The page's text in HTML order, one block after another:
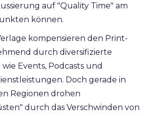
auf "Quality Time" am
können.
kompensieren den Print-
durch diversifizierte
Events, Podcasts und
Doch gerade in
Regionen drohen
durch das Verschwinden von